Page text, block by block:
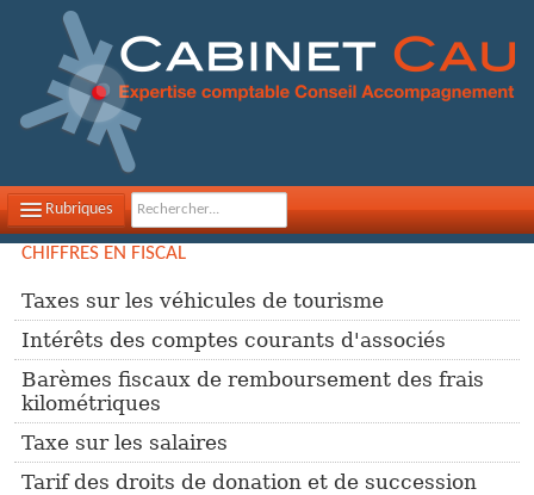
Rubriques
NOS MISSIONS
CONTACTEZ-NOUS
PLAN D'ACCÈS
FILS D'ACTUALITÉS
CHIFFRES EN FISCAL
Taxes sur les véhicules de tourisme
Intérêts des comptes courants d'associés
Barèmes fiscaux de remboursement des frais
kilométriques
Taxe sur les salaires
Tarif des droits de donation et de succession